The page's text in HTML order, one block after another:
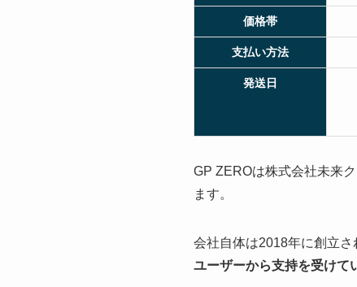
価格帯
支払い方法
発送日
GP ZEROは株式会社未来
ます。
会社自体は2018年に創立さ
ユーザーから支持を受けて